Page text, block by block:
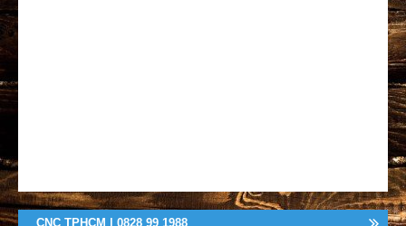
CNC TPHCM | 0828 99 1988